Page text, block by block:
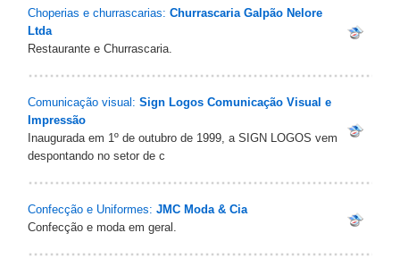
Choperias e churrascarias: Churrascaria Galpão Nelore
Ltda
Restaurante e Churrascaria.
Comunicação visual: Sign Logos Comunicação Visual e
Impressão
Inaugurada em 1º de outubro de 1999, a SIGN LOGOS vem
despontando no setor de c
Confecção e Uniformes: JMC Moda & Cia
Confecção e moda em geral.